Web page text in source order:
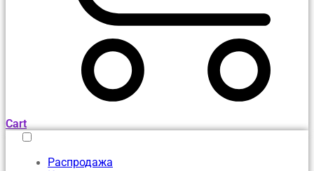
Cart
Распродажа